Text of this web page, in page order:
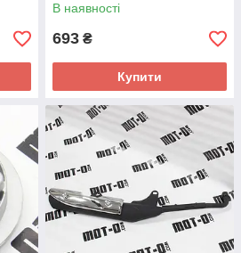
В наявності
693 ₴
Купити